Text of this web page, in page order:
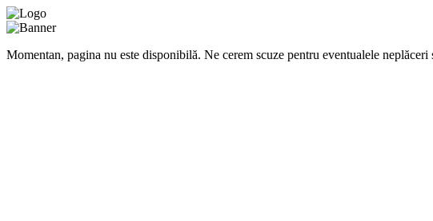
Momentan, pagina nu este disponibilă. Ne cerem scuze pentru eventualele